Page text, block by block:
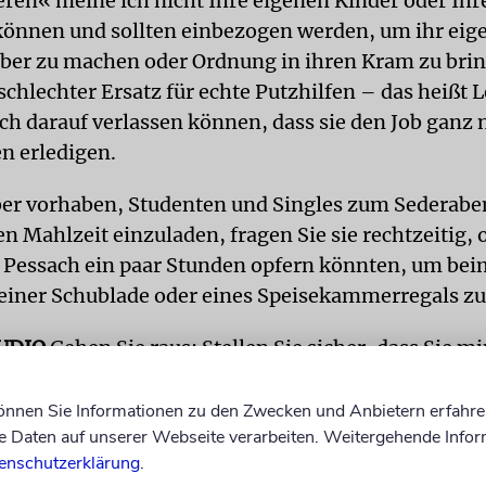
und sollten einbezogen werden, um ihr
zu machen oder Ordnung in ihren Kram zu
Ersatz für echte Putzhilfen – das heißt
darauf verlassen können, dass sie den Job ganz
erledigen.
vorhaben, Studenten und Singles zum
Mahlzeit einzuladen, fragen Sie sie rechtzeitig,
ein paar Stunden opfern könnten, um
Schublade oder eines Speisekammerregals
Gehen Sie raus: Stellen Sie sicher, dass Sie
Sie ins Fitnessstudio, besuchen Sie einen
Freundin zum Kaffee. All das ganz ohne
bloß nicht von Bemerkungen wie: »Ach so, Sie
Sie Informationen zu den Zwecken und Anbietern
Daten auf unserer Webseite verarbeiten. Weitergehende
.